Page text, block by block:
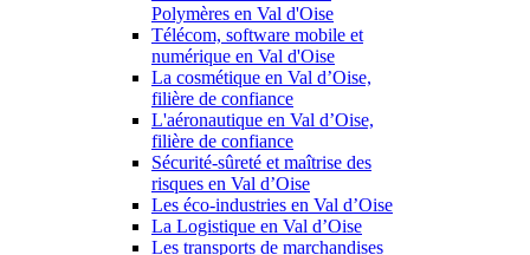
Polymères en Val d'Oise
Télécom, software mobile et
numérique en Val d'Oise
La cosmétique en Val d’Oise,
filière de confiance
L'aéronautique en Val d’Oise,
filière de confiance
Sécurité-sûreté et maîtrise des
risques en Val d’Oise
Les éco-industries en Val d’Oise
La Logistique en Val d’Oise
Les transports de marchandises